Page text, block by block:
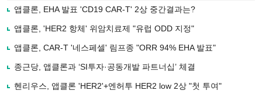
로
사
유
기
앱클론, EHA 발표 'CD19 CAR-T' 2상 중간결과는?
앱클론, 'HER2 항체' 위암치료제 "유럽 ODD 지정"
앱클론, CAR-T '네스페셀' 림프종 "ORR 94% EHA 발표"
종근당, 앱클론과 ‘SI투자·공동개발 파트너십’ 체결
헨리우스, 앱클론 'HER2'+엔허투 HER2 low 2상 "첫 투여"